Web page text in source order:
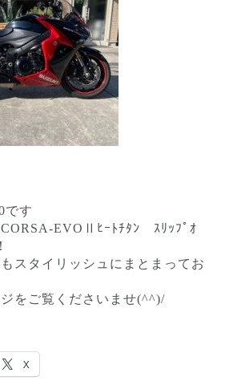
です
EVOⅡﾋｰﾄﾁﾀﾝ ｽﾘｯﾌﾟｵ
スタイリッシュにまとまってお
をご覧くださいませ(^^)/
X